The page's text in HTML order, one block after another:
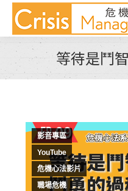
等待是鬥
影音專區
YouTube
危機心法影片
職場危機